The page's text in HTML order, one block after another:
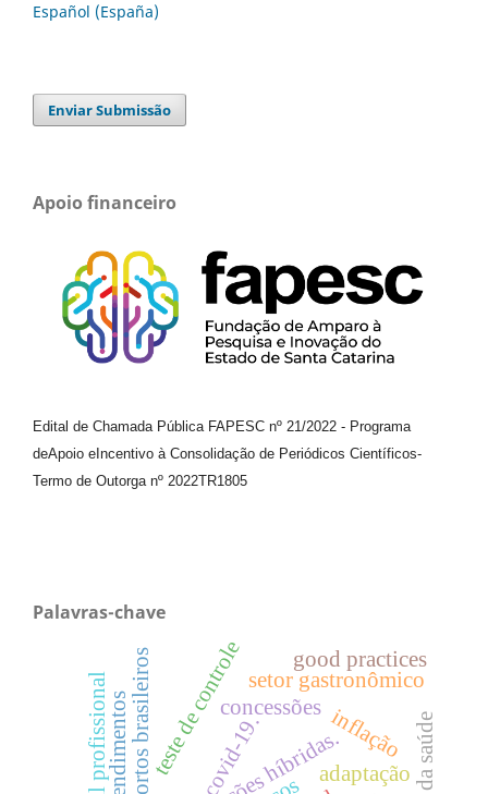
Español (España)
Enviar Submissão
Apoio financeiro
Edital de Chamada Pública FAPESC nº 21/2022 - Programa
deApoio e Incentivo à Consolidação de Periódicos Científicos-
Termo de Outorga nº 2022TR1805
Palavras-chave
covid-19.
concessões
aeroportos brasileirosteste de controle setor gastronômico
adaptação
good practices
perfil profissional inflação